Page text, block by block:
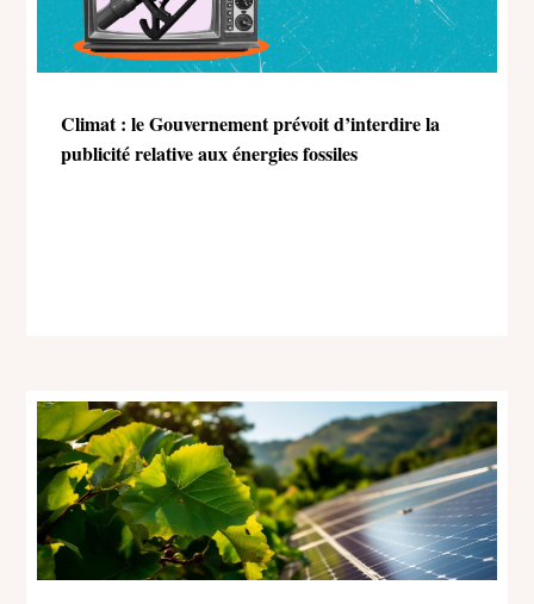
Climat : le Gouvernement prévoit d’interdire la
publicité relative aux énergies fossiles